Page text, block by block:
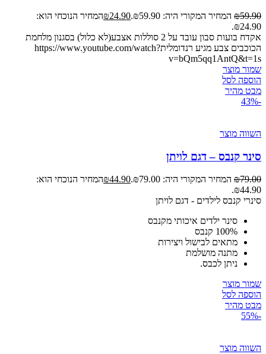
₪59.90 המחיר המקורי היה: ₪59.90. ₪24.90
המחיר הנוכחי הוא:
₪24.90.
אקדח בועות סבון עובד על 2 סוללות אצבע(לא כלול) בסגנון מלחמת
הכוכבים צבע מגיע רנדומליתhttps://www.youtube.com/watch?
v=bQm5qq1AntQ&t=1s
שמור מוצר
הוספה לסל
מבט מהיר
-43%
השווה מוצר
סינר קנבס – דגם לויתן
₪79.00 המחיר המקורי היה: ₪79.00. ₪44.90
המחיר הנוכחי הוא:
₪44.90.
סינרי קנבס לילדים - דגם לויתן
סינר ילדים איכותי מקנבס
100% קנבס
מתאים לבישול ויצירות
מתנה מושלמת
ניתן לכבס.
שמור מוצר
הוספה לסל
מבט מהיר
-55%
השווה מוצר